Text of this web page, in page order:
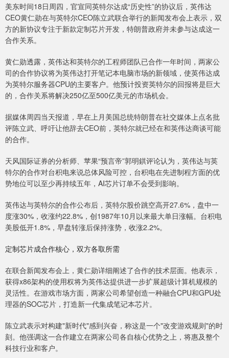
美东时间18日周四，官宣同英特尔达成“历史性”的协议后，英伟达
CEO黄仁勋在与英特尔CEO陈立武联合举行的新闻发布会上表示，双
方的新协议专注于新款定制芯片开发，特朗普政府并未参与达成这一
合作关系。
黄仁勋透露，英伟达和英特尔的工程师团队已合作一年时间，两家公
司的合作协议将为英伟达打开笔记本电脑市场的新领域，使英伟达成
为英特尔服务器CPU的主要客户。他预计投资英特尔的回报将是巨大
的，合作关系将解决250亿至500亿美元的市场机会。
据媒体周四当天报道，早在上月美国总统特朗普在社交媒体上点名批
评陈立武、呼吁让他辞去CEO前，英特尔就已经在和英伟达商谈可能
的合作。
天风国际证券的分析师、苹果“预言帝”郭明錤评论认为，英伟达与英
特尔的合作对台积电来说总体风险可控，台积电在先进制程方面的优
势地位可以至少再持续五年，AI芯片订单不会受到影响。
英伟达与英特尔的合作公布后，英特尔股价跳空高开27.6%，盘中一
度涨30%，收涨约22.8%，创1987年10月以来最大单日涨幅。台积电
美股低开1.8%，早盘转涨后保持涨势，收涨2.2%。
定制芯片成合作核心，双方各取所需
在联合新闻发布会上，黄仁勋详细阐述了合作的技术层面。他表示，
获得x86架构的使用权将为英伟达提供进一步扩展超级计算机规模的
灵活性。在游戏市场方面，两家公司希望创造一种融合CPU和GPU处
理器的SOC芯片，打造新一代集成笔记本芯片。
陈立武表示对构建"新时代"感到兴奋，称这是一个"改变游戏规则"的时
刻。他强调这一合作建立在两家公司各自核心优势之上，将惠及整个
科技行业和客户。